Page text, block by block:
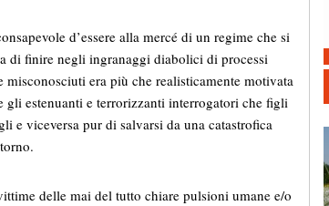
d’essere alla mercé di un regime che si
di finire negli ingranaggi diabolici di processi
era più che realisticamente motivata
gli estenuanti e terrorizzanti interrogatori che figli
e viceversa pur di salvarsi da una catastrofica
delle mai del tutto chiare pulsioni umane e/o